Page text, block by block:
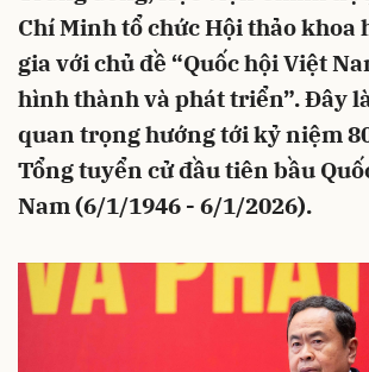
Chí Minh tổ chức Hội thảo khoa
gia với chủ đề “Quốc hội Việt
hình thành và phát triển”. Đây
quan trọng hướng tới kỷ niệm
Tổng tuyển cử đầu tiên bầu
Nam (6/1/1946 - 6/1/2026).